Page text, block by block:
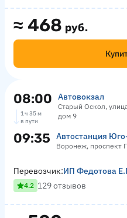
≈ 468 руб.
08:00 Автовокзал
Старый Оскол,
дом 9
1 ч 35 м
в пути
09:35 Автостанция
Воронеж, проспект
Перевозчик:ИП Федотова
4.2 129 отзывов